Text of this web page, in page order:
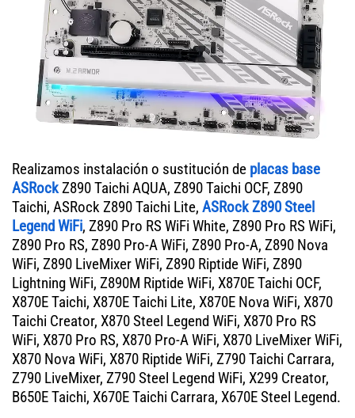
Realizamos instalación o sustitución de placas base
ASRockZ890 Taichi AQUA, Z890 Taichi OCF, Z890
Taichi, ASRock Z890 Taichi Lite, ASRock Z890 Steel
Legend WiFi, Z890 Pro RS WiFi White, Z890 Pro RS WiFi,
Z890 Pro RS, Z890 Pro-A WiFi, Z890 Pro-A, Z890 Nova
WiFi, Z890 LiveMixer WiFi, Z890 Riptide WiFi, Z890
Lightning WiFi, Z890M Riptide WiFi, X870E Taichi OCF,
X870E Taichi, X870E Taichi Lite, X870E Nova WiFi, X870
Taichi Creator, X870 Steel Legend WiFi, X870 Pro RS
WiFi, X870 Pro RS, X870 Pro-A WiFi, X870 LiveMixer WiFi,
X870 Nova WiFi, X870 Riptide WiFi, Z790 Taichi Carrara,
Z790 LiveMixer, Z790 Steel Legend WiFi, X299 Creator,
B650E Taichi, X670E Taichi Carrara, X670E Steel Legend.